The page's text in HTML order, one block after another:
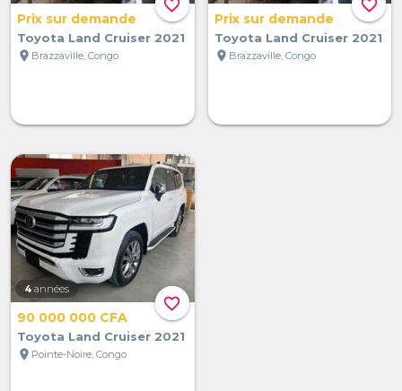
favorite_border
Prix sur demande
Toyota Land Cruiser 2021
location_on Brazzaville, Congo
favorite_border
Prix sur demande
Toyota Land Cruiser 2021
location_on Brazzaville, Congo
favorite_border
4 années
90 000 000 CFA
Toyota Land Cruiser 2021
location_on Pointe-Noire, Congo